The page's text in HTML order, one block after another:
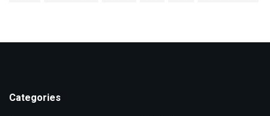
Categories